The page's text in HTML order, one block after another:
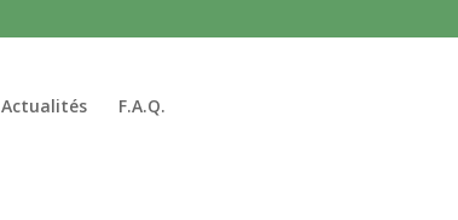
Actualités F.A.Q.